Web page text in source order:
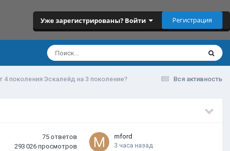
Уже зарегистрированы? Войти Регистрация
Вся активность
поколения Эскалейд на 3 поколение?
75 ответов
293 026 просмотров
mford
3 часа назад